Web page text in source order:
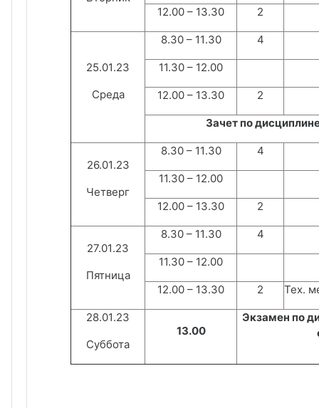
12.00 – 13.30 2
25.01.23
Среда
8.30 – 11.30 4
11.30 – 12.00
12.00 – 13.30 2
Зачет по
26.01.23
Четверг
8.30 – 11.30 4
11.30 – 12.00
12.00 – 13.30 2
27.01.23
Пятница
8.30 – 11.30 4
11.30 – 12.00
12.00 – 13.30 2 Тех.
28.01.23
Суббота
13.00
Экзамен по